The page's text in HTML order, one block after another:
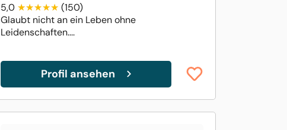
5,0
(150)
Glaubt nicht an ein Leben ohne
Leidenschaften....
Profil ansehen